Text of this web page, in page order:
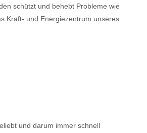
schützt und behebt Probleme wie
Kraft- und Energiezentrum unseres
und darum immer schnell